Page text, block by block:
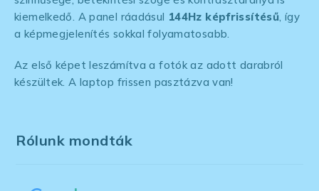
kiemelkedő. A panel ráadásul 144Hz képfrissítésű , így
a képmegjelenítés sokkal folyamatosabb.
Az első képet leszámítva a fotók az adott darabról
készültek. A laptop frissen pasztázva van!
Rólunk mondták